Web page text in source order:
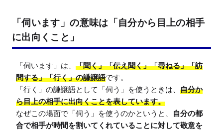
「伺います」の意味は「自分から目上の相手
に出向くこと」
「伺います」は、 「聞く」「伝え聞く」「尋ねる」「訪
問する」「行く」の謙譲語です。
「行く」の謙譲語として「伺う」を使うときは、 自分か
ら目上の相手に出向くことを表しています。
なぜこの場面で「伺う」を使うのかというと、
自分の都
合で相手が時間を割いてくれていることに対して敬意を